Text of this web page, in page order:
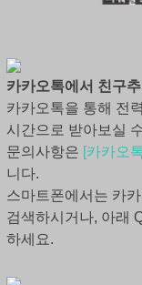
카카오톡에서 친구
카카오톡을 통해 전
시간으로 받아보실
문의사항은 [카카오
니다.
스마트폰에서는 카
검색하시거나, 아래
하세요.